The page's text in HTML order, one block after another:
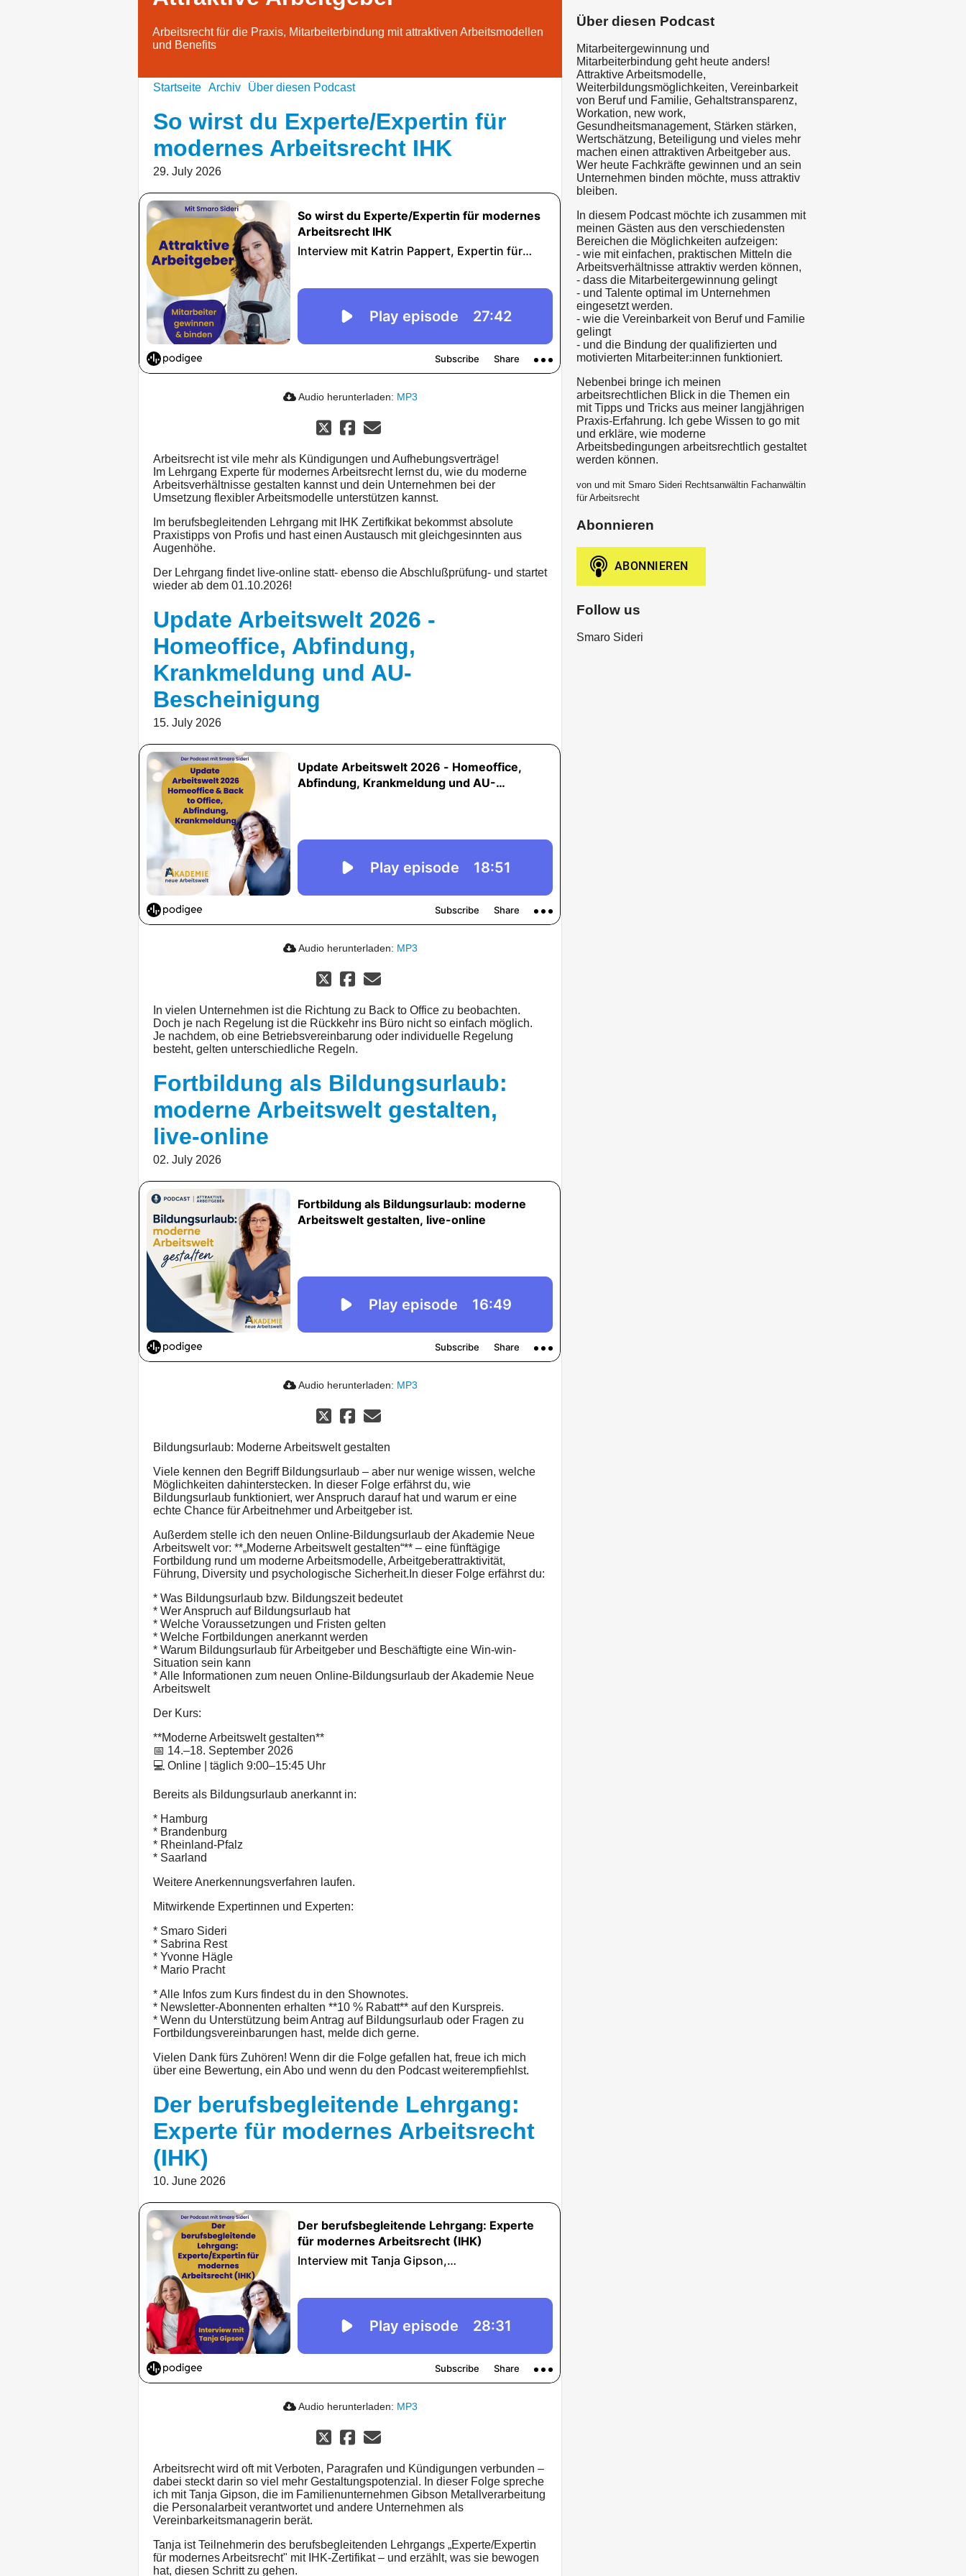
Arbeitsrecht für die Praxis, Mitarbeiterbindung mit attraktiven Arbeitsmodellen
und Benefits
Startseite Archiv Über diesen Podcast
So wirst du Experte/Expertin für
modernes Arbeitsrecht IHK
29. July 2026
Audio herunterladen: MP3
Arbeitsrecht ist vile mehr als Kündigungen und Aufhebungsverträge!
Im Lehrgang Experte für modernes Arbeitsrecht lernst du, wie du moderne
Arbeitsverhältnisse gestalten kannst und dein Unternehmen bei der
Umsetzung flexibler Arbeitsmodelle unterstützen kannst.
Im berufsbegleitenden Lehrgang mit IHK Zertifkikat bekommst absolute
Praxistipps von Profis und hast einen Austausch mit gleichgesinnten aus
Augenhöhe.
Der Lehrgang findet live-online statt- ebenso die Abschlußprüfung- und startet
wieder ab dem 01.10.2026!
Update Arbeitswelt 2026 -
Homeoffice, Abfindung,
Krankmeldung und AU-
Bescheinigung
15. July 2026
Audio herunterladen: MP3
In vielen Unternehmen ist die Richtung zu Back to Office zu beobachten.
Doch je nach Regelung ist die Rückkehr ins Büro nicht so einfach möglich.
Je nachdem, ob eine Betriebsvereinbarung oder individuelle Regelung
besteht, gelten unterschiedliche Regeln.
Fortbildung als Bildungsurlaub:
moderne Arbeitswelt gestalten,
live-online
02. July 2026
Audio herunterladen: MP3
Bildungsurlaub: Moderne Arbeitswelt gestalten
Viele kennen den Begriff Bildungsurlaub – aber nur wenige wissen, welche
Möglichkeiten dahinterstecken. In dieser Folge erfährst du, wie
Bildungsurlaub funktioniert, wer Anspruch darauf hat und warum er eine
echte Chance für Arbeitnehmer und Arbeitgeber ist.
Außerdem stelle ich den neuen Online-Bildungsurlaub der Akademie Neue
Arbeitswelt vor: **„Moderne Arbeitswelt gestalten“** – eine fünftägige
Fortbildung rund um moderne Arbeitsmodelle, Arbeitgeberattraktivität,
Führung, Diversity und psychologische Sicherheit.In dieser Folge erfährst du:
* Was Bildungsurlaub bzw. Bildungszeit bedeutet
* Wer Anspruch auf Bildungsurlaub hat
* Welche Voraussetzungen und Fristen gelten
* Welche Fortbildungen anerkannt werden
* Warum Bildungsurlaub für Arbeitgeber und Beschäftigte eine Win-win-
Situation sein kann
* Alle Informationen zum neuen Online-Bildungsurlaub der Akademie Neue
Arbeitswelt
Der Kurs:
**Moderne Arbeitswelt gestalten**
📅 14.–18. September 2026
💻 Online | täglich 9:00–15:45 Uhr
Bereits als Bildungsurlaub anerkannt in:
* Hamburg
* Brandenburg
* Rheinland-Pfalz
* Saarland
Weitere Anerkennungsverfahren laufen.
Mitwirkende Expertinnen und Experten:
* Smaro Sideri
* Sabrina Rest
* Yvonne Hägle
* Mario Pracht
* Alle Infos zum Kurs findest du in den Shownotes.
* Newsletter-Abonnenten erhalten **10 % Rabatt** auf den Kurspreis.
* Wenn du Unterstützung beim Antrag auf Bildungsurlaub oder Fragen zu
Fortbildungsvereinbarungen hast, melde dich gerne.
Vielen Dank fürs Zuhören! Wenn dir die Folge gefallen hat, freue ich mich
über eine Bewertung, ein Abo und wenn du den Podcast weiterempfiehlst.
Der berufsbegleitende Lehrgang:
Experte für modernes Arbeitsrecht
(IHK)
10. June 2026
Audio herunterladen: MP3
Arbeitsrecht wird oft mit Verboten, Paragrafen und Kündigungen verbunden –
dabei steckt darin so viel mehr Gestaltungspotenzial. In dieser Folge spreche
ich mit Tanja Gipson, die im Familienunternehmen Gibson Metallverarbeitung
die Personalarbeit verantwortet und andere Unternehmen als
Vereinbarkeitsmanagerin berät.
Tanja ist Teilnehmerin des berufsbegleitenden Lehrgangs „Experte/Expertin
für modernes Arbeitsrecht" mit IHK-Zertifikat – und erzählt, was sie bewogen
hat, diesen Schritt zu gehen.
Über diesen Podcast
Mitarbeitergewinnung und
Mitarbeiterbindung geht heute anders!
Attraktive Arbeitsmodelle,
Weiterbildungsmöglichkeiten, Vereinbarkeit
von Beruf und Familie, Gehaltstransparenz,
Workation, new work,
Gesundheitsmanagement, Stärken stärken,
Wertschätzung, Beteiligung und vieles mehr
machen einen attraktiven Arbeitgeber aus.
Wer heute Fachkräfte gewinnen und an sein
Unternehmen binden möchte, muss attraktiv
bleiben.
In diesem Podcast möchte ich zusammen mit
meinen Gästen aus den verschiedensten
Bereichen die Möglichkeiten aufzeigen:
- wie mit einfachen, praktischen Mitteln die
Arbeitsverhältnisse attraktiv werden können,
- dass die Mitarbeitergewinnung gelingt
- und Talente optimal im Unternehmen
eingesetzt werden.
- wie die Vereinbarkeit von Beruf und Familie
gelingt
- und die Bindung der qualifizierten und
motivierten Mitarbeiter:innen funktioniert.
Nebenbei bringe ich meinen
arbeitsrechtlichen Blick in die Themen ein
mit Tipps und Tricks aus meiner langjährigen
Praxis-Erfahrung. Ich gebe Wissen to go mit
und erkläre, wie moderne
Arbeitsbedingungen arbeitsrechtlich gestaltet
werden können.
von und mit Smaro Sideri Rechtsanwältin Fachanwältin
für Arbeitsrecht
Abonnieren
Follow us
Smaro Sideri